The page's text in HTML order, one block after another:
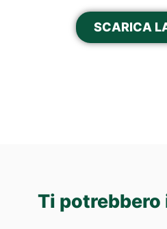
SCARICA
Ti